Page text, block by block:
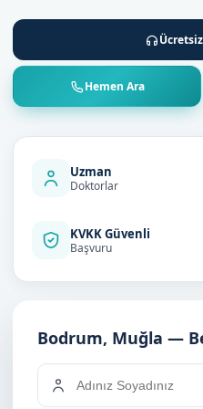
Hemen Ara
Uzman
Doktorlar
KVKK Güvenli
Başvuru
Bodrum, Muğla —